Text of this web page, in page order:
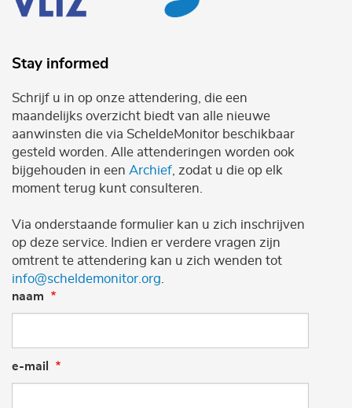
Stay informed
Schrijf u in op onze attendering, die een
maandelijks overzicht biedt van alle nieuwe
aanwinsten die via ScheldeMonitor beschikbaar
gesteld worden. Alle attenderingen worden ook
bijgehouden in een Archief , zodat u die op elk
moment terug kunt consulteren.
Via onderstaande formulier kan u zich inschrijven
op deze service. Indien er verdere vragen zijn
omtrent te attendering kan u zich wenden tot
info@scheldemonitor.org
naam
e-mail